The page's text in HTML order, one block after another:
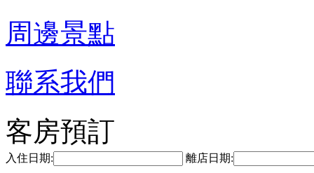
周邊景點
聯系我們
客房預訂
入住日期: 離店日期: